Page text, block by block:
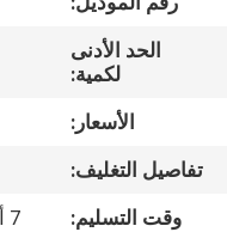
في
المعمل
الحد الأدنى
لكمية:
الأسعار:
تفاصيل التغليف:
وقت التسليم:
7 أيام عمل بعد استلام الدفع الخاص بك